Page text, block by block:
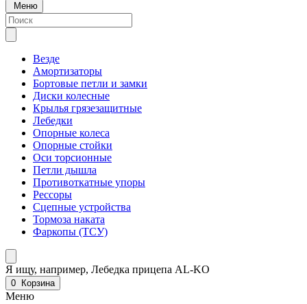
Меню
Везде
Амортизаторы
Бортовые петли и замки
Диски колесные
Крылья грязезащитные
Лебедки
Опорные колеса
Опорные стойки
Оси торсионные
Петли дышла
Противоткатные упоры
Рессоры
Сцепные устройства
Тормоза наката
Фаркопы (ТСУ)
Я ищу, например, Лебедка прицепа AL-KO
0 Корзина
Меню